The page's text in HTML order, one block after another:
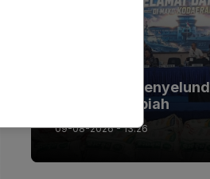
Terungkap
Triliunan Rupiah
09-08-2026 - 13.26